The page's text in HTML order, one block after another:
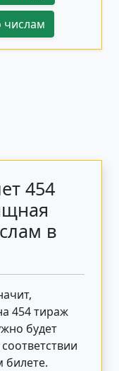
числам
454
в
454 тираж
будет
билете.